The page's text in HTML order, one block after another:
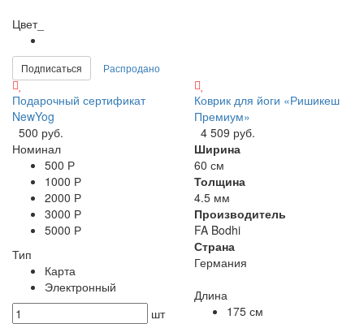
Цвет_
Подписаться Распродано
Подарочный сертификат
NewYog
500 руб.
Номинал
500 Р
1000 Р
2000 Р
3000 Р
5000 Р
Тип
Карта
Электронный
шт
Коврик для йоги «Ришикеш
Премиум»
4 509 руб.
Ширина
60 см
Толщина
4.5 мм
Производитель
FA Bodhi
Страна
Германия
Длина
175 см